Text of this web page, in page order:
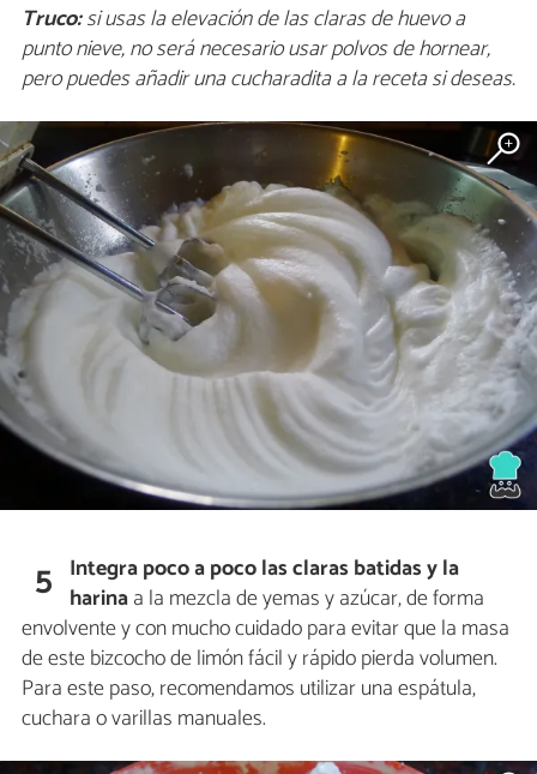
Truco:si usas la elevación de las claras de huevo a
punto nieve, no será necesario usar polvos de hornear,
pero puedes añadir una cucharadita a la receta si deseas.
5 Integra poco a pocolas claras batidas y la
harinaa la mezcla de yemas y azúcar, de forma
envolvente y con mucho cuidado para evitar que la masa
de este bizcocho de limón fácil y rápido pierda volumen.
Para este paso, recomendamos utilizar una espátula,
cuchara o varillas manuales.